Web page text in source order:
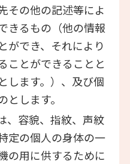
その他の記述等によ
きるもの（他の情報
ができ、それにより
ことができることと
します。）、及び個
します。
、容貌、指紋、声紋
定の個人の身体の一
の用に供するために